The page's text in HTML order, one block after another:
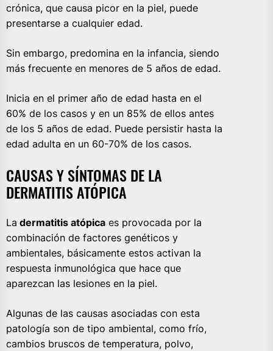
crónica, que causa picor en la piel, puede
presentarse a cualquier edad.
Sin embargo, predomina en la infancia, siendo
más frecuente en menores de 5 años de edad.
Inicia en el primer año de edad hasta en el
60% de los casos y en un 85% de ellos antes
de los 5 años de edad. Puede persistir hasta la
edad adulta en un 60-70% de los casos.
CAUSAS Y SÍNTOMAS DE LA
DERMATITIS ATÓPICA
La dermatitis atópica es provocada por la
combinación de factores genéticos y
ambientales, básicamente estos activan la
respuesta inmunológica que hace que
aparezcan las lesiones en la piel.
Algunas de las causas asociadas con esta
patología son de tipo ambiental, como frío,
cambios bruscos de temperatura, polvo,